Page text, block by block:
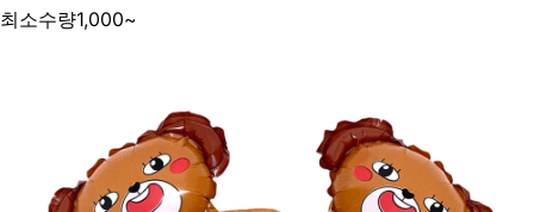
최소수량1,000~